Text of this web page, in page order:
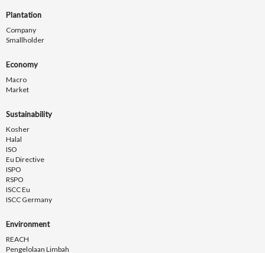
Plantation
Company
Smallholder
Economy
Macro
Market
Sustainability
Kosher
Halal
ISO
Eu Directive
ISPO
RSPO
ISCC Eu
ISCC Germany
Environment
REACH
Pengelolaan Limbah